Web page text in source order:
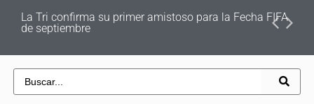
La Tri confirma su primer amistoso para la Fecha FIFA
de septiembre